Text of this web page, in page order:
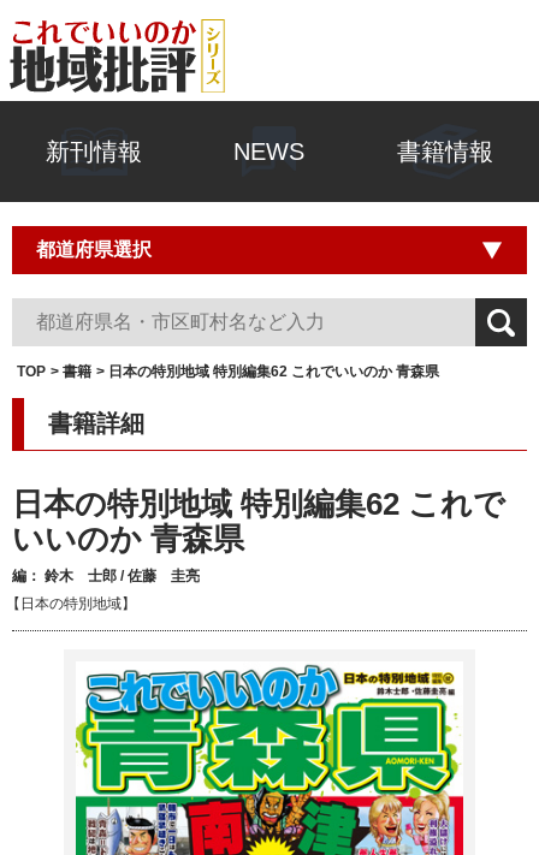
新刊情報 NEWS 書籍情報
TOP 書籍 日本の特別地域 特別編集62 これでいいのか 青森県
書籍詳細
日本の特別地域 特別編集62 これで
いいのか 青森県
編： 鈴木 士郎 / 佐藤 圭亮
【日本の特別地域】